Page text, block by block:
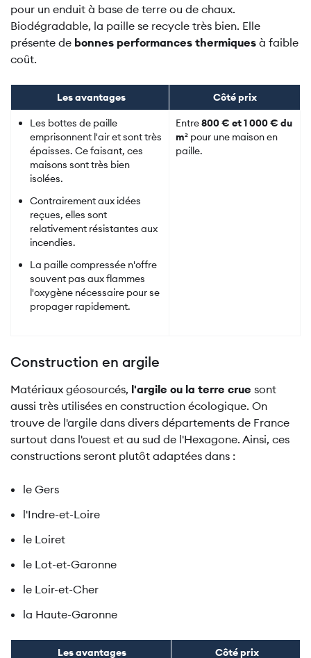
pour un enduit à base de terre ou de chaux.
Biodégradable, la paille se recycle très bien. Elle
présente de bonnes performances thermiques à faible
coût.
Les avantages Côté prix
Les bottes de paille
emprisonnent l'air et sont très
épaisses. Ce faisant, ces
maisons sont très bien
isolées.
Contrairement aux idées
reçues, elles sont
relativement résistantes aux
incendies.
La paille compressée n'offre
souvent pas aux flammes
l'oxygène nécessaire pour se
propager rapidement.
Entre800 € et 1 000 € du
m² pour une maison en
paille.
Construction en argile
Matériaux géosourcés, l'argile ou la terre crue sont
aussi très utilisées en construction écologique. On
trouve de l'argile dans divers départements de France
surtout dans l'ouest et au sud de l'Hexagone. Ainsi, ces
constructions seront plutôt adaptées dans :
le Gers
l'Indre-et-Loire
le Loiret
le Lot-et-Garonne
le Loir-et-Cher
la Haute-Garonne
Les avantages Côté prix